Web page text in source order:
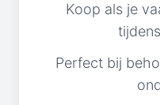
Koop als je
Perfect bij